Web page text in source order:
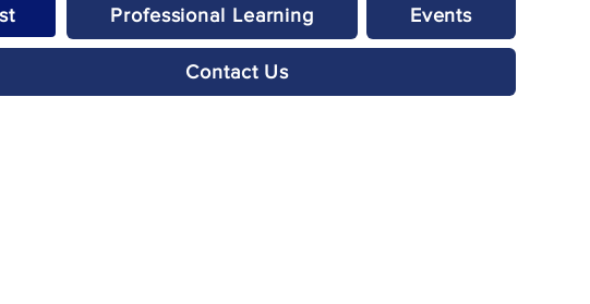
Professional Learning Events
Contact Us